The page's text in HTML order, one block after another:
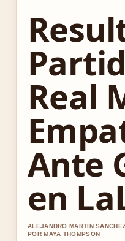
Real
Ante
en
ALEJANDRO MARTIN
POR MAYA THOMPSON